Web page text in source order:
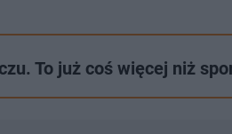
To już coś więcej niż